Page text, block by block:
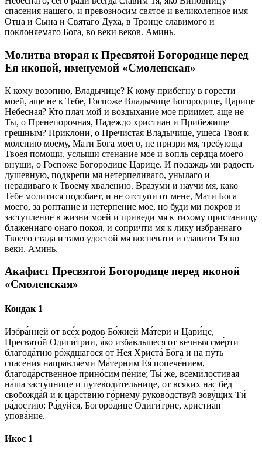
спасения нашего, и превозносим святое и великолепное имя
Отца и Сына и Святаго Духа, в Троице славимого и
поклоняемаго Бога, во веки веков. Аминь.
Молитва вторая к Пресвятой Богородице перед
Ея иконой, именуемой «Смоленская»
К кому возопию, Владычице? К кому прибегну в горести
моей, аще не к Тебе, Госпоже Владычице Богородице, Царице
Небесная? Кто плач мой и воздыхание мое приимет, аще не
Ты, о Пренепорочная, Надеждо христиан и Прибежище
грешным? Приклони, о Пречистая Владычице, ушеса Твоя к
молению моему, Мати Бога моего, не призри мя, требующа
Твоея помощи, услыши стенание мое и вопль сердца моего
внуши, о Госпоже Богородице Царице. И подаждь ми радость
душевную, подкрепи мя нетерпеливаго, унылаго и
нерадиваго к Твоему хвалению. Вразуми и научи мя, како
Тебе молитися подобает, и не отступи от мене, Мати Бога
моего, за роптание и нетерпение мое, но буди ми покров и
заступление в жизни моей и приведи мя к тихому пристанищу
блаженнаго онаго покоя, и сопричти мя к лику избраннаго
Твоего стада и тамо удостой мя воспевати и славити Тя во
веки. Аминь.
Акафист Пресвятой Богородице перед иконой
«Смоленская»
Кондак 1
Избра́нней от все́х родов Бо́жией Ма́тери и Цари́це,
Пресвято́й Одиги́трии, я́ко изба́вльшеся от ве́чныя сме́рти
благода́тию ро́ждшагося от Нея́ Христа́ Бо́га и на пу́ть
спасе́ния направля́еми Ма́терним Ея́ попече́нием,
благода́рственное прино́сим пе́ние; Ты́ же, всеми́лостивая
на́ша засту́пнице и путеводи́тельнице, от вся́ких на́с бе́д
свобожда́й и к ца́рствию го́рнему руково́дствуй зову́щих Ти́
ра́достию: Ра́дуйся, Богоро́дице Одиги́трие, христиа́н
упова́ние.
Икос 1